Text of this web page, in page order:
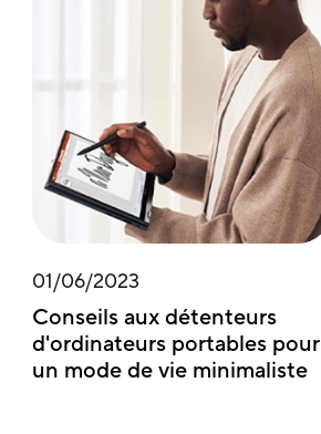
01/06/2023
Conseils aux détenteurs
d'ordinateurs portables pour
un mode de vie minimaliste